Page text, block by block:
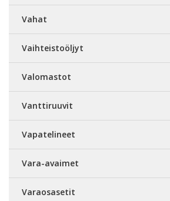
Vahat
Vaihteistoöljyt
Valomastot
Vanttiruuvit
Vapatelineet
Vara-avaimet
Varaosasetit